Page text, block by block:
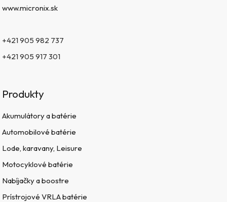
www.micronix.sk
+421 905 982 737
+421 905 917 301
Produkty
Akumulátory a batérie
Automobilové batérie
Lode, karavany, Leisure
Motocyklové batérie
Nabíjačky a boostre
Prístrojové VRLA batérie